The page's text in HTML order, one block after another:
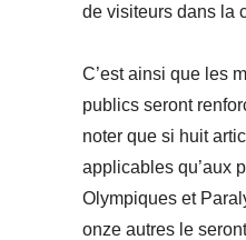
de visiteurs dans la
C’est ainsi que les
publics seront
noter que si huit
applicables qu’aux
Olympiques et
onze autres le